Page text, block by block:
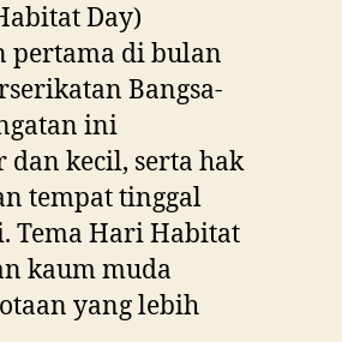
Day)
pertama di bulan
Bangsa-
ini
kecil, serta hak
tempat tinggal
Tema Hari Habitat
kaum muda
yang lebih